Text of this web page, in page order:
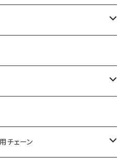
チェーン